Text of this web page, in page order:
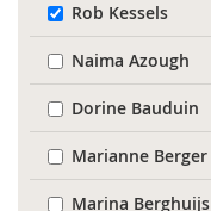
Rob Kessels
Naima Azough
Dorine Bauduin
Marianne Berger
Marina Berghuijs